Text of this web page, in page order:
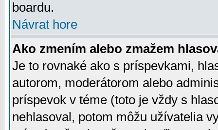
boardu.
Návrat hore
Ako zmením alebo zmažem
Je to rovnaké ako s príspevkami,
autorom, moderátorom alebo
príspevok v téme (toto je vždy s
nehlasoval, potom môžu užívatelia